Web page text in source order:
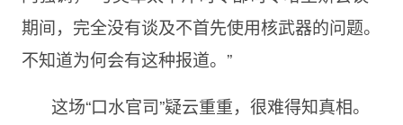
期间，完全没有谈及不首先使用核武器的问题。
不知道为何会有这种报道。”
这场“口水官司”疑云重重，很难得知真相。